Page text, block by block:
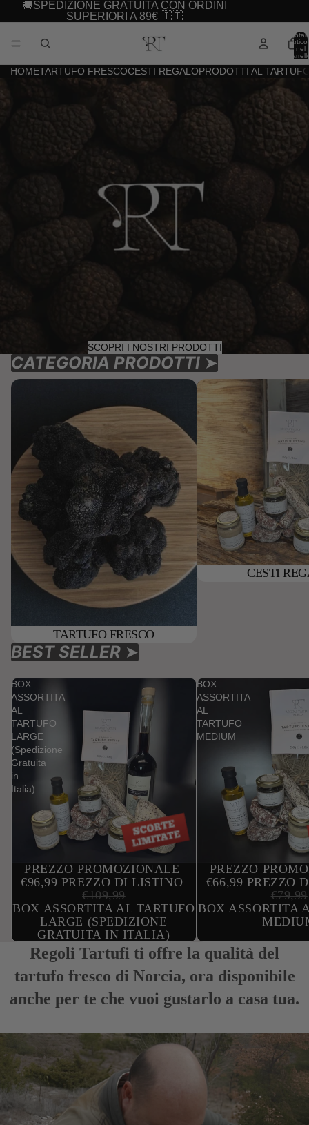
🚚SPEDIZIONE GRATUITA CON ORDINI
SUPERIORI A 89€ 🇮🇹
nel
HOMETARTUFO FRESCOCESTI REGALOPRODOTTI AL
SCOPRI I NOSTRI PRODOTTI
CATEGORIA PRODOTTI ➤
TARTUFO FRESCO
TARTUFO FRESCO
CESTI REGALO
CESTI
BEST SELLER ➤
BOX
ASSORTITA
AL
TARTUFO
LARGE
(Spedizione
Gratuita
in
Italia)
IN OFFERTA
PREZZO PROMOZIONALE
€96,99 PREZZO DI LISTINO
€109,99
BOX ASSORTITA AL TARTUFO
LARGE (SPEDIZIONE
GRATUITA IN ITALIA)
BOX
ASSORTITA
AL
TARTUFO
MEDIUM
IN OFFERTA
PREZZO
€66,99 PREZZO
€79,99
BOX ASSORTITA
Regoli Tartufi ti offre la qualità del
tartufo fresco di Norcia, ora disponibile
anche per te che vuoi gustarlo a casa tua.